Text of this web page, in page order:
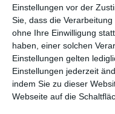
Einstellungen vor der
Sie, dass die
ohne Ihre Einwilligung
haben, einer solchen
Einstellungen gelten
Einstellungen jederzeit
indem Sie zu dieser
Webseite auf die